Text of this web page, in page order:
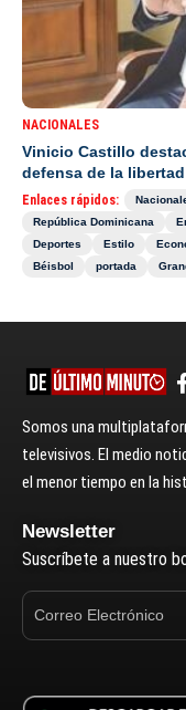
NACIONALES
Vinicio Castillo
defensa de la
Enlaces rápidos:
República Dominicana
Deportes
Estilo
Béisbol
portada
Somos una
televisivos. El medio
el menor tiempo en la
Newsletter
Suscríbete a nuestro